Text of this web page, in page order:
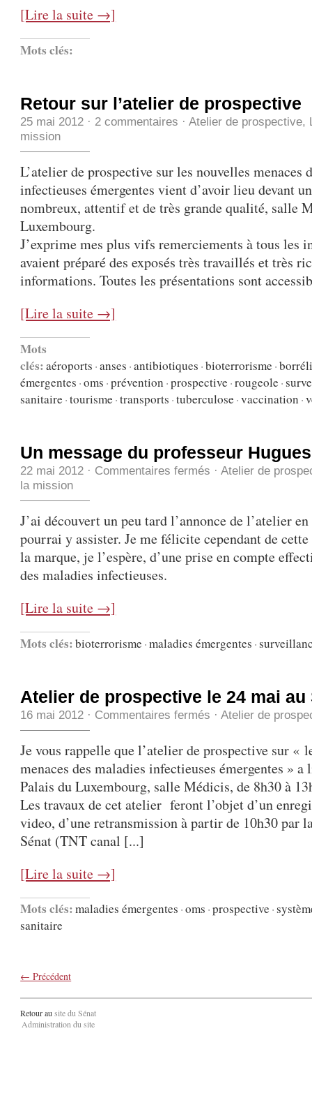
[Lire la suite →]
Mots clés:
Retour sur l’atelier de prospective
25 mai 2012 · 2 commentaires ·Atelier de prospective,
mission
L’atelier de prospective sur les nouvelles menaces
infectieuses émergentes vient d’avoir lieu devant
nombreux, attentif et de très grande qualité, salle
Luxembourg.
J’exprime mes plus vifs remerciements à tous les
avaient préparé des exposés très travaillés et très
informations. Toutes les présentations sont
[Lire la suite →]
Mots
clés:aéroports ·anses ·antibiotiques ·bioterrorisme ·
émergentes ·oms ·prévention ·prospective ·rougeole ·
sanitaire ·tourisme ·transports ·tuberculose ·vaccination ·
Un message du professeur
22 mai 2012 · Commentaires fermés ·Atelier de
la mission
J’ai découvert un peu tard l’annonce de l’atelier
pourrai y assister. Je me félicite cependant de
la marque, je l’espère, d’une prise en compte
des maladies infectieuses.
[Lire la suite →]
Mots clés:bioterrorisme ·maladies émergentes ·
Atelier de prospective le 24 mai au
16 mai 2012 · Commentaires fermés ·Atelier de
Je vous rappelle que l’atelier de prospective sur «
menaces des maladies infectieuses émergentes »
Palais du Luxembourg, salle Médicis, de 8h30 à
Les travaux de cet atelier feront l’objet d’un
video, d’une retransmission à partir de 10h30 par
Sénat (TNT canal [...]
[Lire la suite →]
Mots clés:maladies émergentes ·oms ·prospective ·
sanitaire
← Précédent
Retour ausite du Sénat
Administration du site